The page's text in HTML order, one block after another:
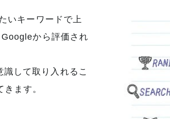
いキーワードで上
から評価され
して取り入れるこ
ます。